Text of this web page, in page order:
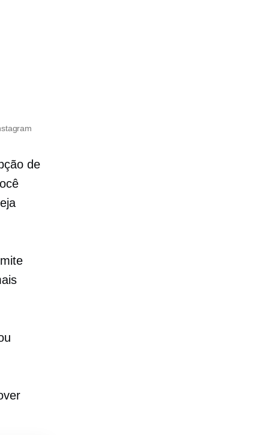
de